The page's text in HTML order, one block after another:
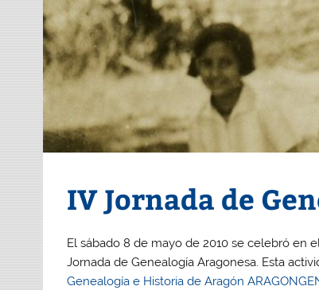
IV Jornada de
El sábado 8 de mayo de 2010 se celebró en
Jornada de Genealogía Aragonesa. Esta
Genealogía e Historia de Aragón